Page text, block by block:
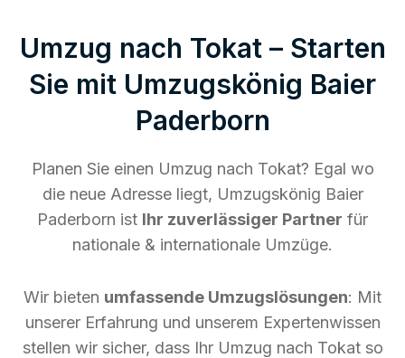
Umzug nach Tokat – Starten
Sie mit Umzugskönig Baier
Paderborn
Planen Sie einen Umzug nach Tokat? Egal wo
die neue Adresse liegt, Umzugskönig Baier
Paderborn ist Ihr zuverlässiger Partner für
nationale & internationale Umzüge.
Wir bieten umfassende Umzugslösungen: Mit
unserer Erfahrung und unserem Expertenwissen
stellen wir sicher, dass Ihr Umzug nach Tokat so